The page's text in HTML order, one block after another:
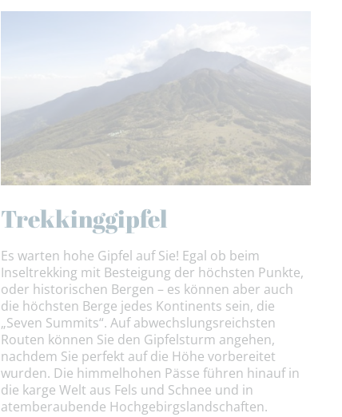
Trekkinggipfel
Es warten hohe Gipfel auf Sie! Egal ob beim
Inseltrekking mit Besteigung der höchsten Punkte,
oder historischen Bergen – es können aber auch
die höchsten Berge jedes Kontinents sein, die
„Seven Summits“. Auf abwechslungsreichsten
Routen können Sie den Gipfelsturm angehen,
nachdem Sie perfekt auf die Höhe vorbereitet
wurden. Die himmelhohen Pässe führen hinauf in
die karge Welt aus Fels und Schnee und in
atemberaubende Hochgebirgslandschaften.